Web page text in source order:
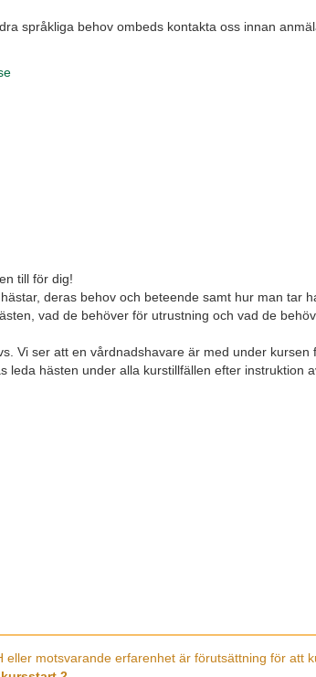
språkliga behov ombeds kontakta oss innan
till för dig!
deras behov och beteende samt hur man tar
vad de behöver för utrustning och vad de
Vi ser att en vårdnadshavare är med under kursen
leda hästen under alla kurstillfällen efter instruktion
eller motsvarande erfarenhet är förutsättning för att